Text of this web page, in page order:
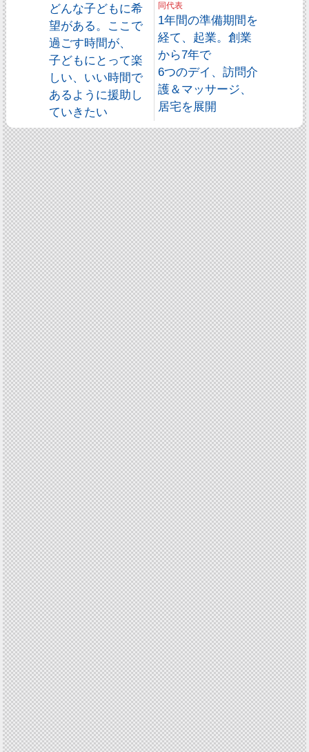
どんな子どもに希
望がある。ここで
過ごす時間が、
子どもにとって楽
しい、いい時間で
あるように援助し
ていきたい
同代表
1年間の準備期間を
経て、起業。創業
から7年で
6つのデイ、訪問介
護＆マッサージ、
居宅を展開